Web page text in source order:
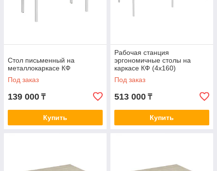
Стол письменный на
металлокаркасе КФ
Под заказ
139 000 ₸
Купить
Рабочая станция
эргономичные столы на
каркасе КФ (4х160)
Под заказ
513 000 ₸
Купить